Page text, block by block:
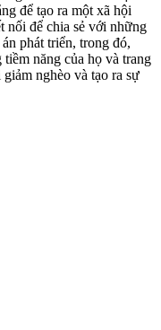
để tạo ra một xã hội
nối để chia sẻ với những
phát triển, trong đó,
năng của họ và trang
nghèo và tạo ra sự